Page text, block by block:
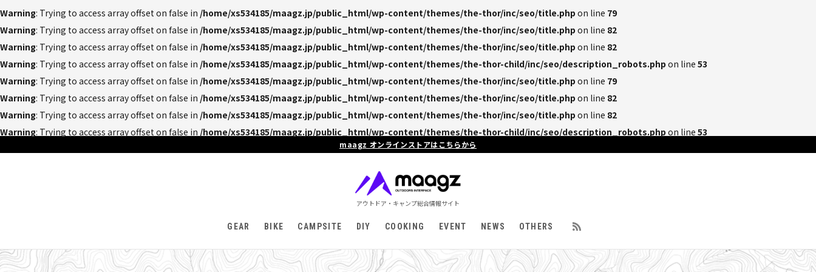
Warning: Trying to access array offset on false in /home/xs534185/maagz.jp/public_html/wp-content/themes/the-thor/inc/seo/title.php on line 79
Warning: Trying to access array offset on false in /home/xs534185/maagz.jp/public_html/wp-content/themes/the-thor/inc/seo/title.php on line 82
Warning: Trying to access array offset on false in /home/xs534185/maagz.jp/public_html/wp-content/themes/the-thor/inc/seo/title.php on line 82
Warning: Trying to access array offset on false in /home/xs534185/maagz.jp/public_html/wp-content/themes/the-thor-child/inc/seo/description_robots.php on line 53
Warning: Trying to access array offset on false in /home/xs534185/maagz.jp/public_html/wp-content/themes/the-thor/inc/seo/title.php on line 79
Warning: Trying to access array offset on false in /home/xs534185/maagz.jp/public_html/wp-content/themes/the-thor/inc/seo/title.php on line 82
Warning: Trying to access array offset on false in /home/xs534185/maagz.jp/public_html/wp-content/themes/the-thor/inc/seo/title.php on line 82
Warning: Trying to access array offset on false in /home/xs534185/maagz.jp/public_html/wp-content/themes/the-thor-child/inc/seo/description_robots.php on line 53
maagz オンラインストアはこちらから
アウトドア・キャンプ総合情報サイト
GEAR BIKE CAMPSITE DIY COOKING EVENT NEWS OTHERS